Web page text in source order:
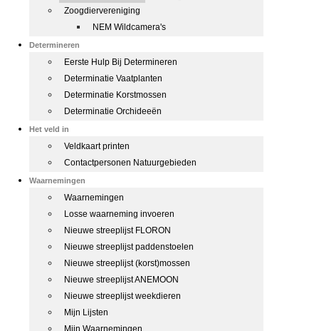
Zoogdiervereniging
NEM Wildcamera's
Determineren
Eerste Hulp Bij Determineren
Determinatie Vaatplanten
Determinatie Korstmossen
Determinatie Orchideeën
Het veld in
Veldkaart printen
Contactpersonen Natuurgebieden
Waarnemingen
Waarnemingen
Losse waarneming invoeren
Nieuwe streeplijst FLORON
Nieuwe streeplijst paddenstoelen
Nieuwe streeplijst (korst)mossen
Nieuwe streeplijst ANEMOON
Nieuwe streeplijst weekdieren
Mijn Lijsten
Mijn Waarnemingen